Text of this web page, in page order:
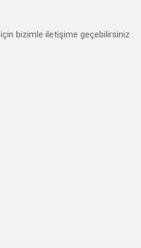
bizimle iletişime geçebilirsiniz .